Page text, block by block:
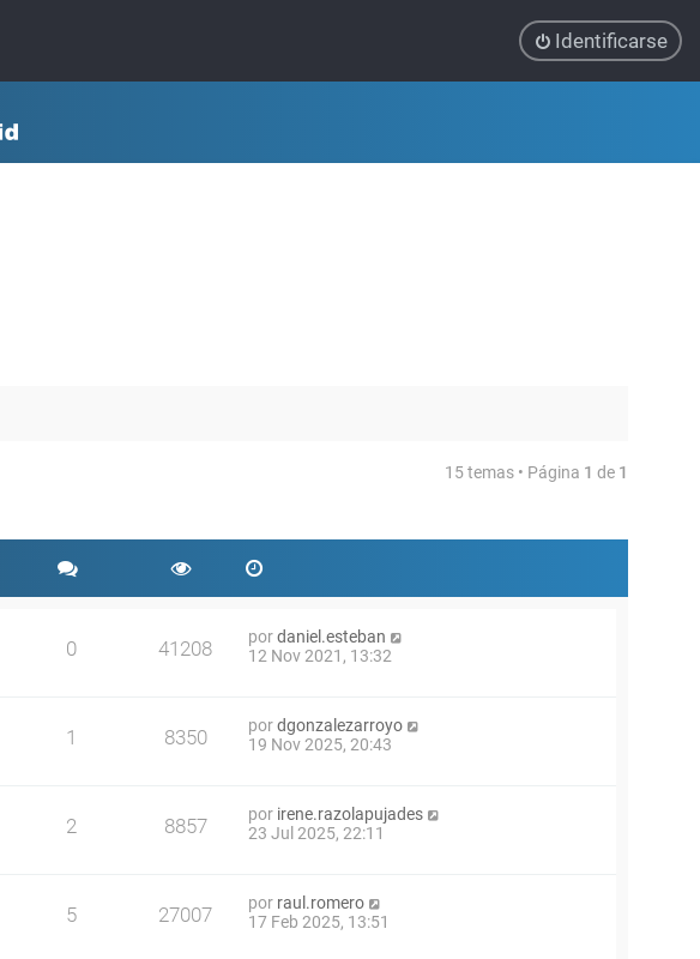
Identificarse
15 temas • Página 1 de 1
0 41208 pordaniel.esteban
12 Nov 2021, 13:32
1 8350 pordgonzalezarroyo
19 Nov 2025, 20:43
2 8857 por irene.razolapujades
23 Jul 2025, 22:11
5 27007 por raul.romero
17 Feb 2025, 13:51